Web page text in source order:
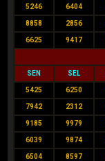
5246 6404
8858 2856
6625 9417
SEN SEL
5425 6250
7942 2312
9185 9979
6039 9874
6504 8597